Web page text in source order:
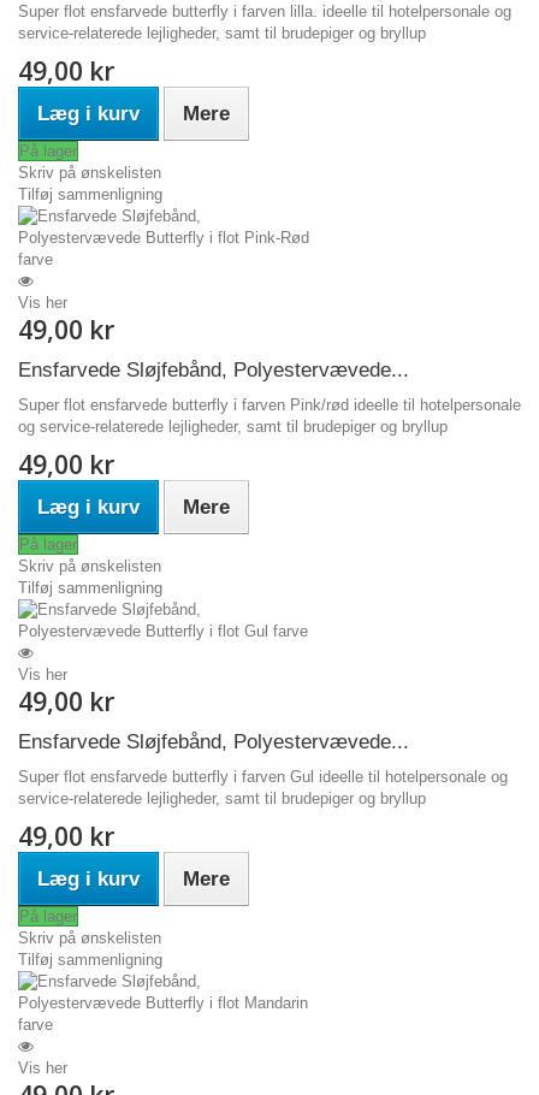
Super flot ensfarvede butterfly i farven lilla. ideelle til hotelpersonale og
service-relaterede lejligheder, samt til brudepiger og bryllup
49,00 kr
Læg i kurv Mere
På lager
Skriv på ønskelisten
Tilføj sammenligning
Vis her
49,00 kr
Ensfarvede Sløjfebånd, Polyestervævede...
Super flot ensfarvede butterfly i farven Pink/rød ideelle til hotelpersonale
og service-relaterede lejligheder, samt til brudepiger og bryllup
49,00 kr
Læg i kurv Mere
På lager
Skriv på ønskelisten
Tilføj sammenligning
Vis her
49,00 kr
Ensfarvede Sløjfebånd, Polyestervævede...
Super flot ensfarvede butterfly i farven Gul ideelle til hotelpersonale og
service-relaterede lejligheder, samt til brudepiger og bryllup
49,00 kr
Læg i kurv Mere
På lager
Skriv på ønskelisten
Tilføj sammenligning
Vis her